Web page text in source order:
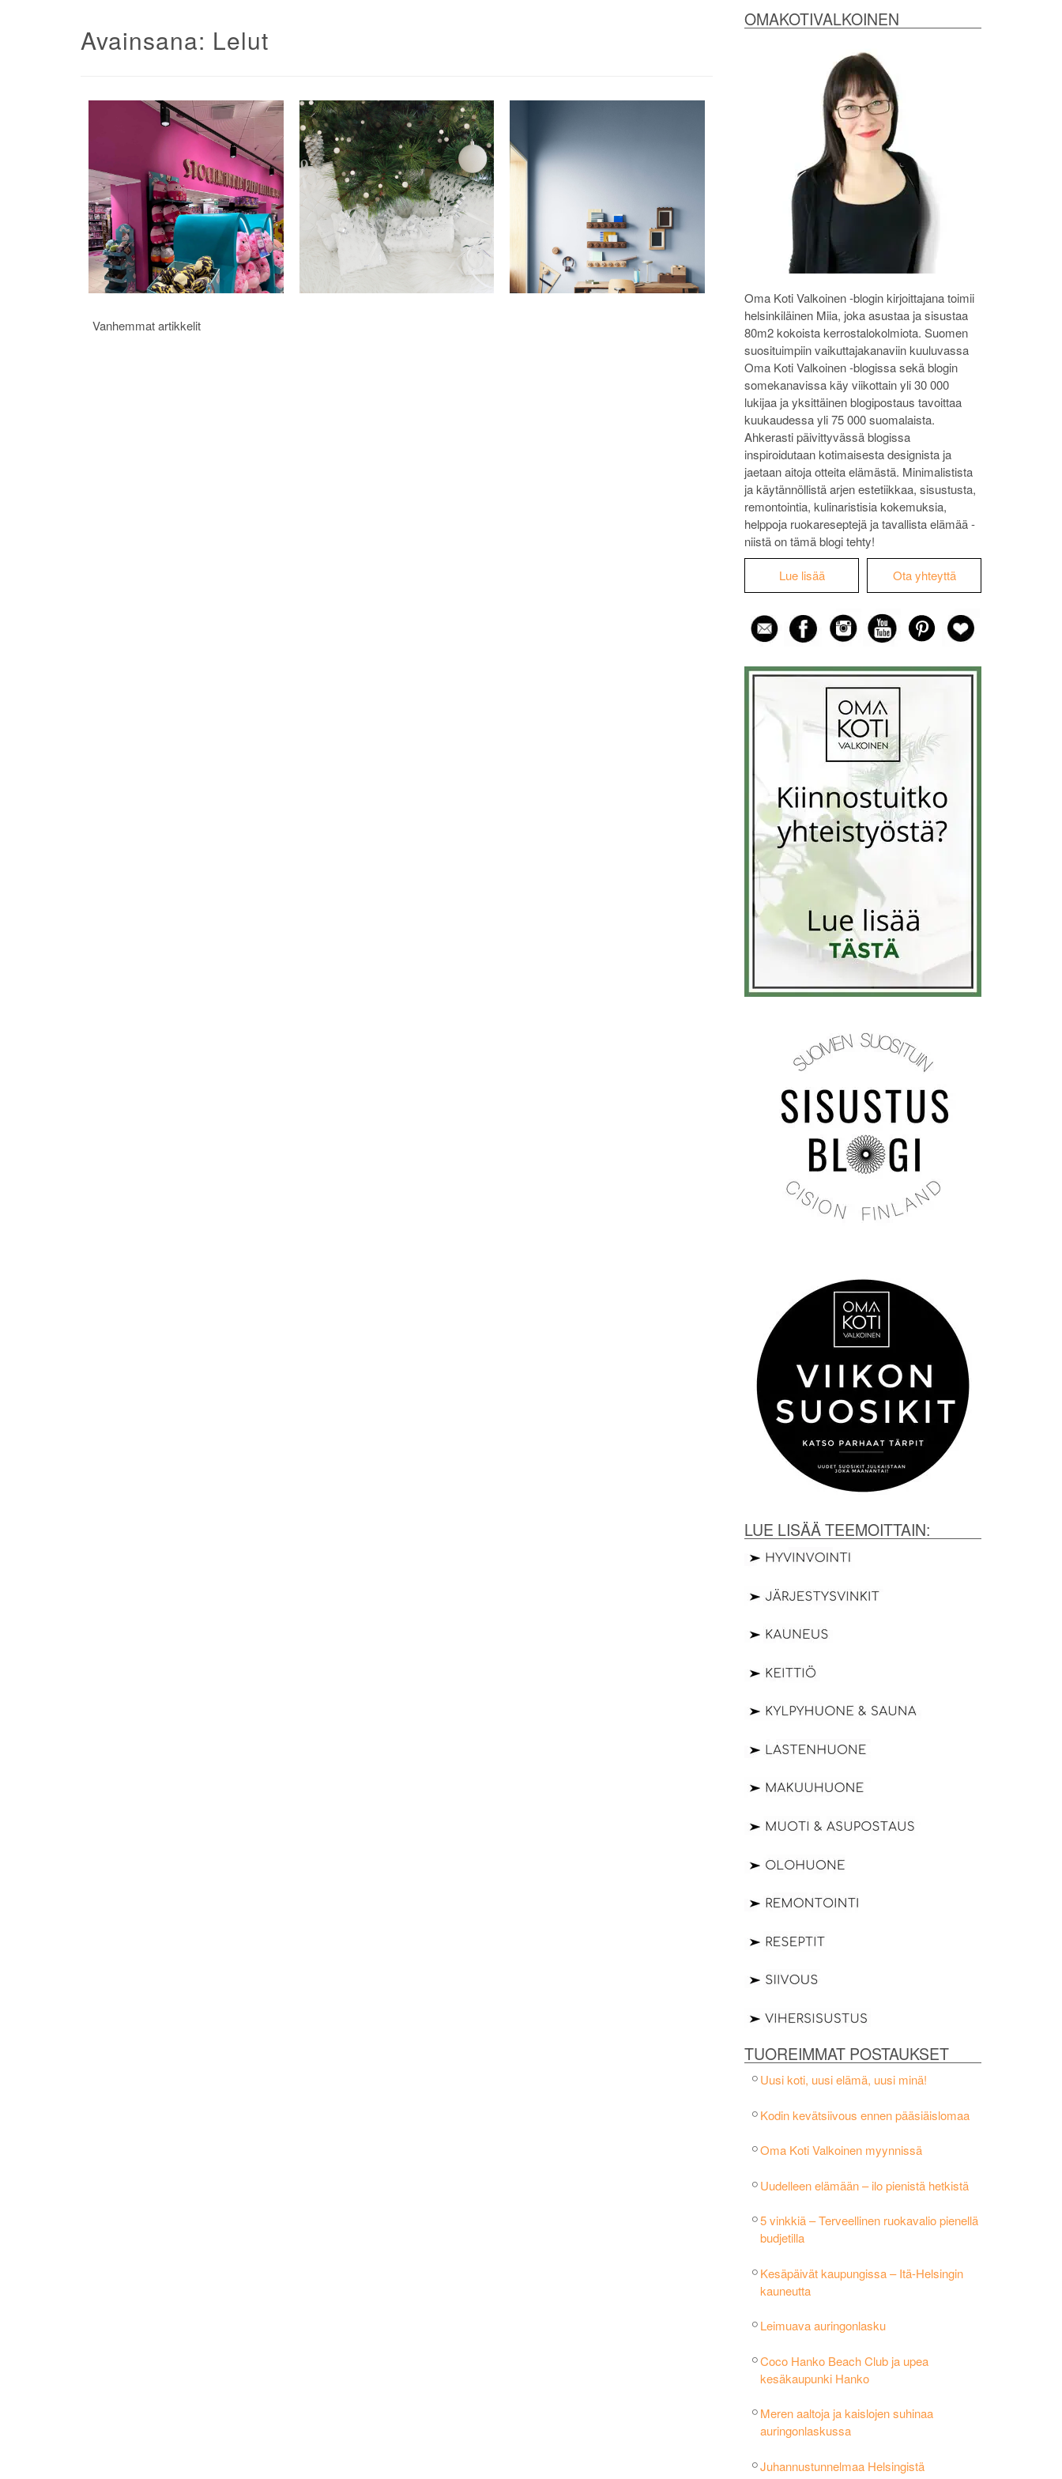
OMAKOTIVALKOINEN
Oma Koti Valkoinen -blogin kirjoittajana toimii
helsinkiläinen Miia, joka asustaa ja sisustaa
80m2 kokoista kerrostalokolmiota. Suomen
suosituimpiin vaikuttajakanaviin kuuluvassa
Oma Koti Valkoinen -blogissa sekä blogin
somekanavissa käy viikottain yli 30 000
lukijaa ja yksittäinen blogipostaus tavoittaa
kuukaudessa yli 75 000 suomalaista.
Ahkerasti päivittyvässä blogissa
inspiroidutaan kotimaisesta designista ja
jaetaan aitoja otteita elämästä. Minimalistista
ja käytännöllistä arjen estetiikkaa, sisustusta,
remontointia, kulinaristisia kokemuksia,
helppoja ruokareseptejä ja tavallista elämää -
niistä on tämä blogi tehty!
Lue lisää Ota yhteyttä
LUE LISÄÄ TEEMOITTAIN:
TUOREIMMAT POSTAUKSET
Uusi koti, uusi elämä, uusi minä!
Kodin kevätsiivous ennen pääsiäislomaa
Oma Koti Valkoinen myynnissä
Uudelleen elämään – ilo pienistä hetkistä
5 vinkkiä – Terveellinen ruokavalio pienellä
budjetilla
Kesäpäivät kaupungissa – Itä-Helsingin
kauneutta
Leimuava auringonlasku
Coco Hanko Beach Club ja upea
kesäkaupunki Hanko
Meren aaltoja ja kaislojen suhinaa
auringonlaskussa
Juhannustunnelmaa Helsingistä
Avainsana: Lelut
Artikkelien
Vanhemmat artikkelit